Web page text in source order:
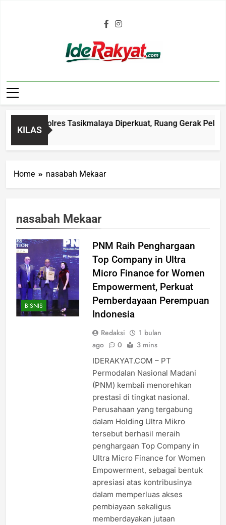
Iderakyat.com
KILAS
Polres Tasikmalaya Diperkuat, Ruang Gerak Pelaku
Home nasabah Mekaar
nasabah Mekaar
BISNIS
PNM Raih Penghargaan
Top Company in Ultra
Micro Finance for Women
Empowerment, Perkuat
Pemberdayaan Perempuan
Indonesia
Redaksi
1 bulan
ago
0 3 mins
IDERAKYAT.COM – PT
Permodalan Nasional Madani
(PNM) kembali menorehkan
prestasi di tingkat nasional.
Perusahaan yang tergabung
dalam Holding Ultra Mikro
tersebut berhasil meraih
penghargaan Top Company in
Ultra Micro Finance for Women
Empowerment, sebagai bentuk
apresiasi atas kontribusinya
dalam memperluas akses
pembiayaan sekaligus
memberdayakan jutaan